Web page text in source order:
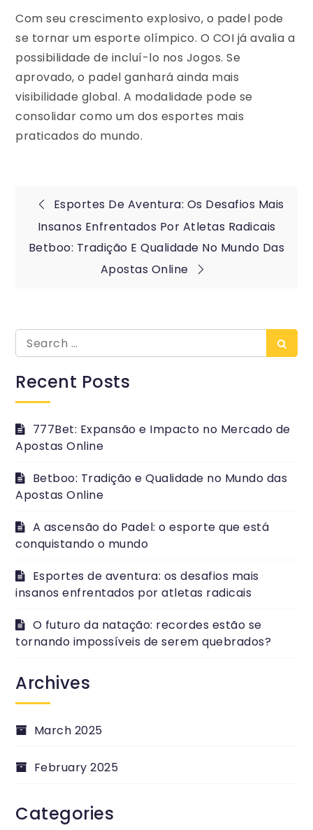
Com seu crescimento explosivo, o padel pode
se tornar um esporte olímpico. O COI já avalia a
possibilidade de incluí-lo nos Jogos. Se
aprovado, o padel ganhará ainda mais
visibilidade global. A modalidade pode se
consolidar como um dos esportes mais
praticados do mundo.
Post
navigation
Esportes De Aventura: Os Desafios Mais
Insanos Enfrentados Por Atletas Radicais
Betboo: Tradição E Qualidade No Mundo Das
Apostas Online
Search
for:
Recent Posts
777Bet: Expansão e Impacto no Mercado de
Apostas Online
Betboo: Tradição e Qualidade no Mundo das
Apostas Online
A ascensão do Padel: o esporte que está
conquistando o mundo
Esportes de aventura: os desafios mais
insanos enfrentados por atletas radicais
O futuro da natação: recordes estão se
tornando impossíveis de serem quebrados?
Archives
March 2025
February 2025
Categories